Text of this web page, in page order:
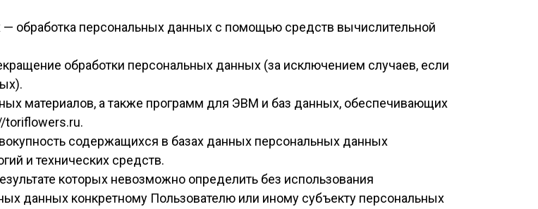
обработка персональных данных с помощью средств вычислительной
обработки персональных данных (за исключением случаев, если
материалов, а также программ для ЭВМ и баз данных, обеспечивающих
toriflowers.ru.
содержащихся в базах данных персональных данных
и технических средств.
которых невозможно определить без использования
данных конкретному Пользователю или иному субъекту персональных